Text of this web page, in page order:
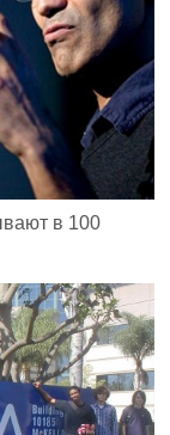
в 100